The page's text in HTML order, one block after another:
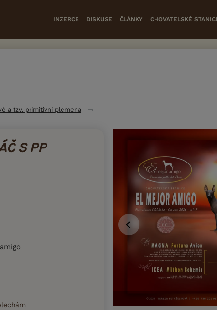
INZERCE DISKUSE ČLÁNKY CHOVATELSKÉ
a tzv. primitivní plemena
S PP